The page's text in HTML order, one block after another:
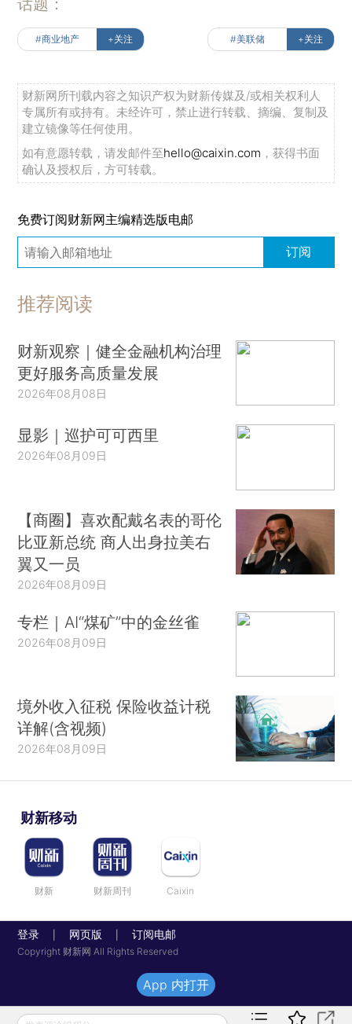
#商业地产 +关注 #美联储 +关注
财新网所刊载内容之知识产权为财新传媒及/或相关权利人
专属所有或持有。未经许可，禁止进行转载、摘编、复制及
建立镜像等任何使用。
如有意愿转载，请发邮件至hello@caixin.com ，获得书面
确认及授权后，方可转载。
免费订阅财新网主编精选版电邮
订阅
推荐阅读
财新观察｜健全金融机构治理
更好服务高质量发展
2026年08月08日
显影｜巡护可可西里
2026年08月09日
【商圈】喜欢配戴名表的哥伦
比亚新总统 商人出身拉美右
翼又一员
2026年08月09日
专栏｜AI“煤矿”中的金丝雀
2026年08月09日
境外收入征税 保险收益计税
详解(含视频)
2026年08月09日
财新移动
财新 财新周刊 Caixin
登录 网页版 订阅电邮
Copyright 财新网 All Rights Reserved
App 内打开